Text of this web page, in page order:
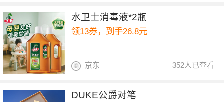
水卫士消毒液*2瓶
领13券，到手26.8元
352人已查看
京东
DUKE公爵对笔